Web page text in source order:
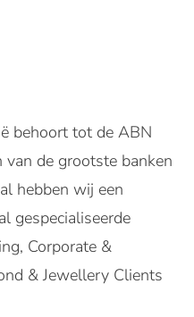
behoort tot de ABN
van de grootste banken
hebben wij een
gespecialiseerde
Corporate &
& Jewellery Clients